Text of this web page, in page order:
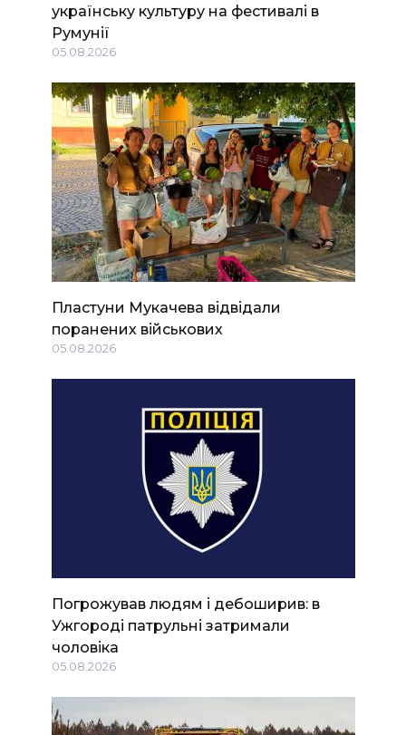
українську культуру на фестивалі в
Румунії
05.08.2026
Пластуни Мукачева відвідали
поранених військових
05.08.2026
Погрожував людям і дебоширив: в
Ужгороді патрульні затримали
чоловіка
05.08.2026